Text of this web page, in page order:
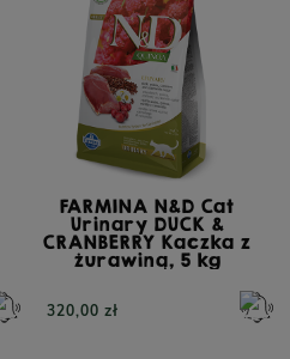
FARMINA N&D Cat
Urinary DUCK &
CRANBERRY Kaczka z
żurawiną, 5 kg
320,00 zł